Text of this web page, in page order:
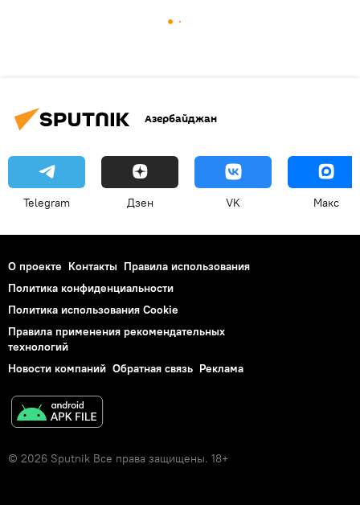
Азербайджан
Telegram Дзен VK Макс
О проекте Контакты Правила использования
Политика конфиденциальности
Политика использования Cookie
Правила применения рекомендательных
технологий
Новости компаний Обратная связь Реклама
© 2026 Sputnik Все права защищены. 18+